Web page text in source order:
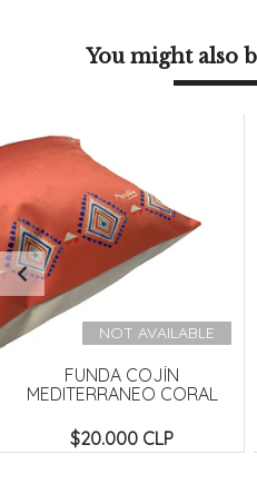
You might also
NOT AVAILABLE
FUNDA COJÍN
MEDITERRANEO CORAL
$20.000 CLP